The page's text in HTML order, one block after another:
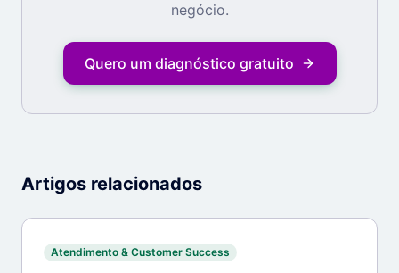
negócio.
Quero um diagnóstico gratuito
Artigos relacionados
Atendimento & Customer Success